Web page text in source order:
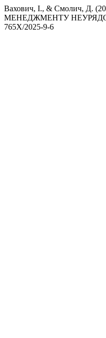
Вахович, І., & Смолич,
МЕНЕДЖМЕНТУ
765X/2025-9-6